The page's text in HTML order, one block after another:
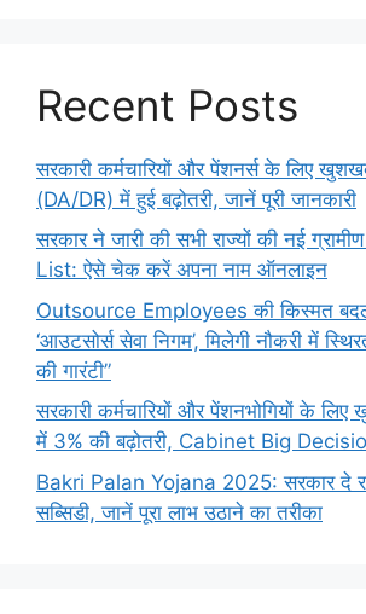
Recent Posts
सरकारी कर्मचारियों और पेंशनर्स के लिए
(DA/DR) में हुई बढ़ोतरी, जानें पूरी जानकारी
सरकार ने जारी की सभी राज्यों की नई
List: ऐसे चेक करें अपना नाम ऑनलाइन
Outsource Employees की किस्मत
‘आउटसोर्स सेवा निगम’, मिलेगी नौकरी में
की गारंटी”
सरकारी कर्मचारियों और पेंशनभोगियों के
में 3% की बढ़ोतरी, Cabinet Big
Bakri Palan Yojana 2025: सरकार दे
सब्सिडी, जानें पूरा लाभ उठाने का तरीका